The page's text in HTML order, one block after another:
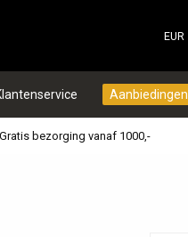
EUR
Aanbiedingen
Gratis bezorging vanaf 1000,-